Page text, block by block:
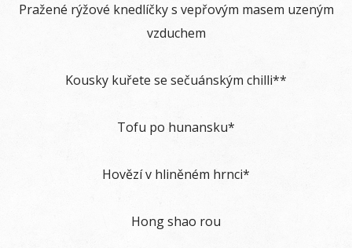
Pražené rýžové knedlíčky s vepřovým masem uzeným
vzduchem
Kousky kuřete se sečuánským chilli**
Tofu po hunansku*
Hovězí v hliněném hrnci*
Hong shao rou